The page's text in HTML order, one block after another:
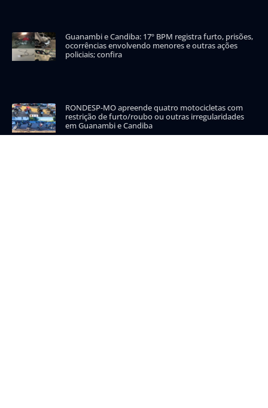
Guanambi e Candiba: 17º BPM registra furto, prisões,
ocorrências envolvendo menores e outras ações
policiais; confira
RONDESP-MO apreende quatro motocicletas com
restrição de furto/roubo ou outras irregularidades
em Guanambi e Candiba